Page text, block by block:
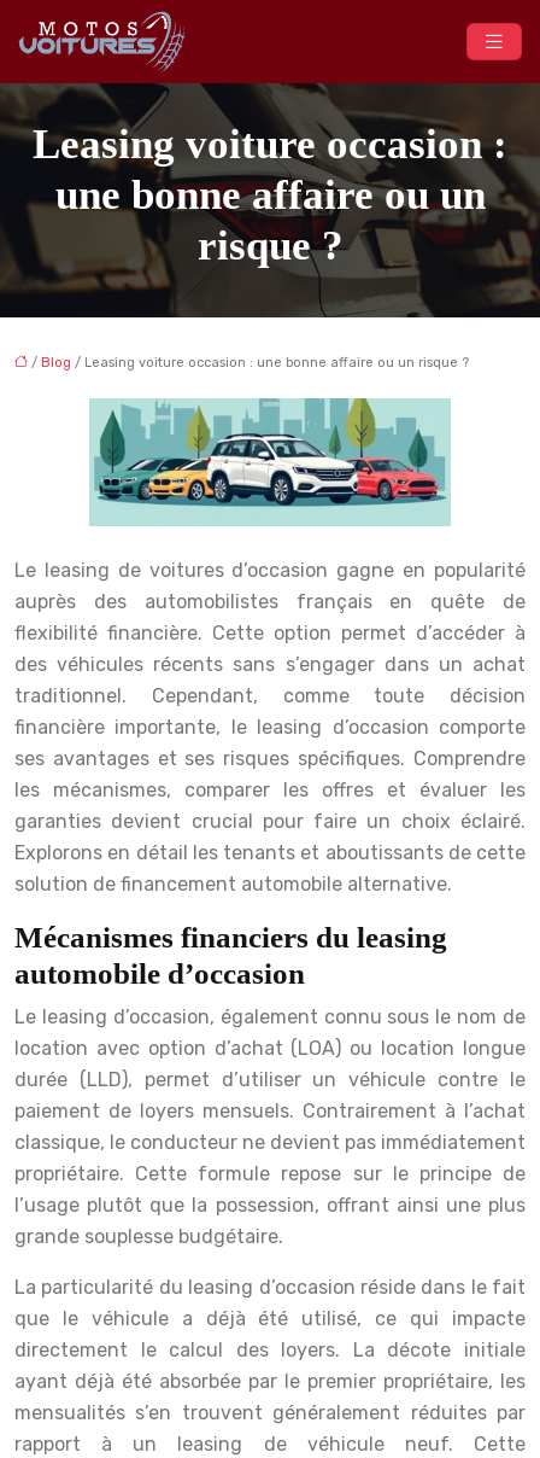
Leasing voiture occasion :
une bonne affaire ou un
risque ?
/ Blog / Leasing voiture occasion : une bonne affaire ou un risque ?
Le leasing de voitures d’occasion gagne en popularité
auprès des automobilistes français en quête de
flexibilité financière. Cette option permet d’accéder à
des véhicules récents sans s’engager dans un achat
traditionnel. Cependant, comme toute décision
financière importante, le leasing d’occasion comporte
ses avantages et ses risques spécifiques. Comprendre
les mécanismes, comparer les offres et évaluer les
garanties devient crucial pour faire un choix éclairé.
Explorons en détail les tenants et aboutissants de cette
solution de financement automobile alternative.
Mécanismes financiers du leasing
automobile d’occasion
Le leasing d’occasion, également connu sous le nom de
location avec option d’achat (LOA) ou location longue
durée (LLD), permet d’utiliser un véhicule contre le
paiement de loyers mensuels. Contrairement à l’achat
classique, le conducteur ne devient pas immédiatement
propriétaire. Cette formule repose sur le principe de
l’usage plutôt que la possession, offrant ainsi une plus
grande souplesse budgétaire.
La particularité du leasing d’occasion réside dans le fait
que le véhicule a déjà été utilisé, ce qui impacte
directement le calcul des loyers. La décote initiale
ayant déjà été absorbée par le premier propriétaire, les
mensualités s’en trouvent généralement réduites par
rapport à un leasing de véhicule neuf. Cette